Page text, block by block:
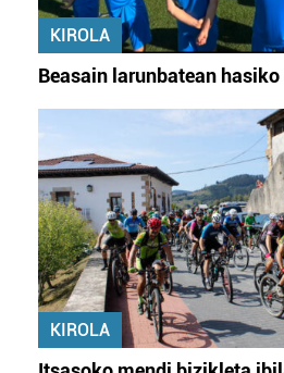
KIROLA
Beasain larunbatean
KIROLA